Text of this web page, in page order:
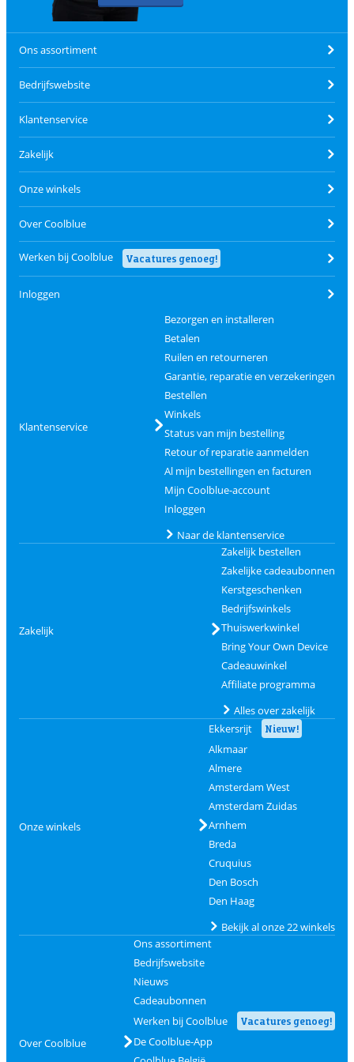
Ons assortiment
Bedrijfswebsite
Klantenservice
Zakelijk
Onze winkels
Over Coolblue
Werken bij Coolblue Vacatures genoeg!
Inloggen
Klantenservice
Bezorgen en installeren
Betalen
Ruilen en retourneren
Garantie, reparatie en verzekeringen
Bestellen
Winkels
Status van mijn bestelling
Retour of reparatie aanmelden
Al mijn bestellingen en facturen
Mijn Coolblue-account
Inloggen
Naar de klantenservice
Zakelijk
Zakelijk bestellen
Zakelijke cadeaubonnen
Kerstgeschenken
Bedrijfswinkels
Thuiswerkwinkel
Bring Your Own Device
Cadeauwinkel
Affiliate programma
Alles over zakelijk
Onze winkels
Ekkersrijt Nieuw!
Alkmaar
Almere
Amsterdam West
Amsterdam Zuidas
Arnhem
Breda
Cruquius
Den Bosch
Den Haag
Bekijk al onze 22 winkels
Over Coolblue
Ons assortiment
Bedrijfswebsite
Nieuws
Cadeaubonnen
Werken bij Coolblue
Vacatures genoeg!
De Coolblue-App